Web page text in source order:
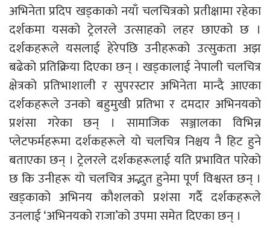
अभिनेता प्रदिप खड्काको नयाँ चलचित्रको प्रतीक्षामा रहेका
दर्शकमा यसको ट्रेलरले उत्साहको लहर छाएको छ ।
दर्शकहरूले यसलाई हेरेपछि उनीहरूको उत्सुकता अझ
बढेको प्रतिक्रिया दिएका छन् । खड्कालाई नेपाली चलचित्र
क्षेत्रको प्रतिभाशाली र सुपरस्टार अभिनेता मान्दै आएका
दर्शकहरूले उनको बहुमुखी प्रतिभा र दमदार अभिनयको
प्रशंसा गरेका छन् । सामाजिक सञ्जालका विभिन्न
प्लेटफर्महरूमा दर्शकहरूले यो चलचित्र निश्चय नै हिट हुने
बताएका छन् । ट्रेलरले दर्शकहरूलाई यति प्रभावित पारेको
छ कि उनीहरू यो चलचित्र अद्भुत हुनेमा पूर्ण विश्वस्त छन् ।
खड्काको अभिनय कौशलको प्रशंसा गर्दै दर्शकहरूले
उनलाई ‘अभिनयको राजा’को उपमा समेत दिएका छन् ।